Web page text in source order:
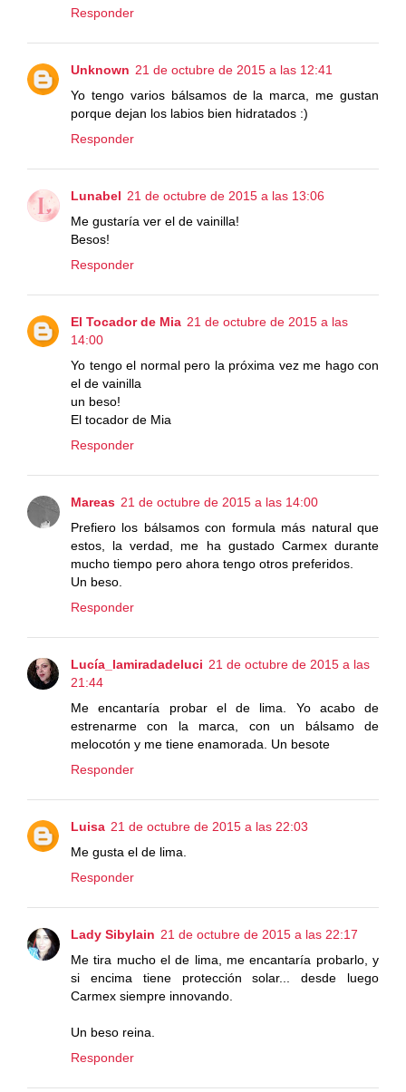
Responder
Unknown 21 de octubre de 2015 a las 12:41
Yo tengo varios bálsamos de la marca, me gustan
porque dejan los labios bien hidratados :)
Responder
Lunabel 21 de octubre de 2015 a las 13:06
Me gustaría ver el de vainilla!
Besos!
Responder
El Tocador de Mia 21 de octubre de 2015 a las
14:00
Yo tengo el normal pero la próxima vez me hago con
el de vainilla
un beso!
El tocador de Mia
Responder
Mareas 21 de octubre de 2015 a las 14:00
Prefiero los bálsamos con formula más natural que
estos, la verdad, me ha gustado Carmex durante
mucho tiempo pero ahora tengo otros preferidos.
Un beso.
Responder
Lucía_lamiradadeluci 21 de octubre de 2015 a las
21:44
Me encantaría probar el de lima. Yo acabo de
estrenarme con la marca, con un bálsamo de
melocotón y me tiene enamorada. Un besote
Responder
Luisa 21 de octubre de 2015 a las 22:03
Me gusta el de lima.
Responder
Lady Sibylain 21 de octubre de 2015 a las 22:17
Me tira mucho el de lima, me encantaría probarlo, y
si encima tiene protección solar... desde luego
Carmex siempre innovando.
Un beso reina.
Responder